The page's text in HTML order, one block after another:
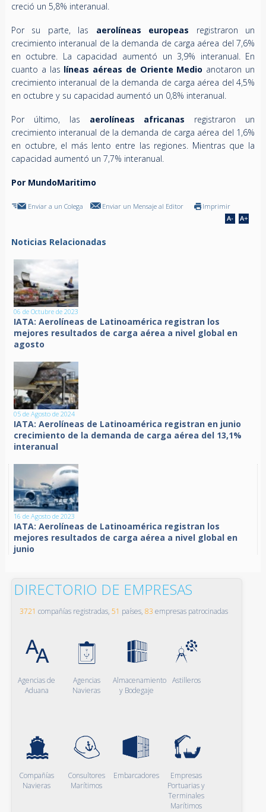
creció un 5,8% interanual.
Por su parte, las aerolíneas europeas registraron un
crecimiento interanual de la demanda de carga aérea del 7,6%
en octubre. La capacidad aumentó un 3,9% interanual. En
cuanto a las líneas aéreas de Oriente Medio anotaron un
crecimiento interanual de la demanda de carga aérea del 4,5%
en octubre y su capacidad aumentó un 0,8% interanual.
Por último, las aerolíneas africanas registraron un
crecimiento interanual de la demanda de carga aérea del 1,6%
en octubre, el más lento entre las regiones. Mientras que la
capacidad aumentó un 7,7% interanual.
Por MundoMaritimo
Enviar a un Colega Enviar un Mensaje al Editor Imprimir
Noticias Relacionadas
06 de Octubre de 2023
IATA: Aerolíneas de Latinoamérica registran los
mejores resultados de carga aérea a nivel global en
agosto
05 de Agosto de 2024
IATA: Aerolíneas de Latinoamérica registran en junio
crecimiento de la demanda de carga aérea del 13,1%
interanual
16 de Agosto de 2023
IATA: Aerolíneas de Latinoamérica registran los
mejores resultados de carga aérea a nivel global en
junio
DIRECTORIO DE EMPRESAS
3721 compañías registradas, 51 países, 83 empresas patrocinadas
Agencias de
Aduana
Agencias
Navieras
Almacenamiento
y Bodegaje
Astilleros
Compañías
Navieras
Consultores
Marítimos
Embarcadores
Empresas
Portuarias y
Terminales
Marítimos